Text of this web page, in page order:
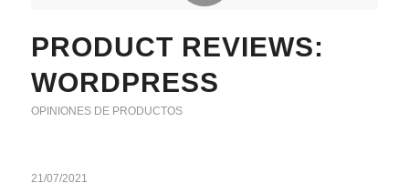
PRODUCT REVIEWS:
WORDPRESS
OPINIONES DE PRODUCTOS
21/07/2021